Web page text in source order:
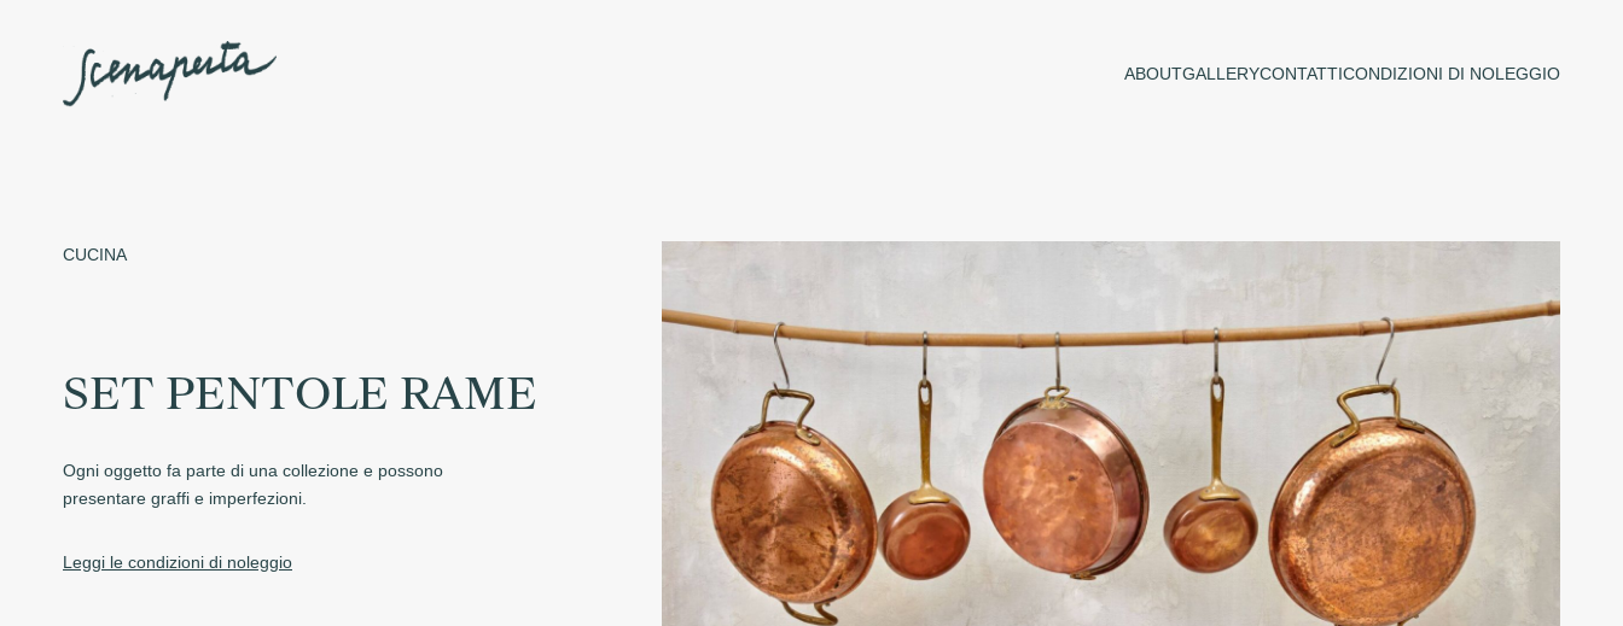
ABOUTGALLERYCONTATTICONDIZIONI DI NOLEGGIO
CUCINA
SET PENTOLE RAME
Ogni oggetto fa parte di una collezione e possono
presentare graffi e imperfezioni.
Leggi le condizioni di noleggio